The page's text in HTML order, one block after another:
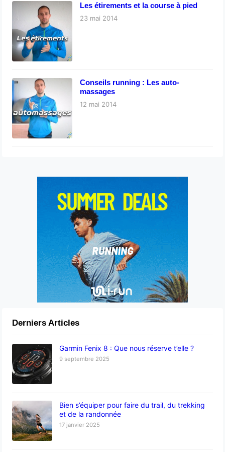
Les étirements et la course à pied
23 mai 2014
Conseils running : Les auto-
massages
12 mai 2014
Derniers Articles
Garmin Fenix 8 : Que nous réserve t’elle ?
9 septembre 2025
Bien s’équiper pour faire du trail, du trekking
et de la randonnée
17 janvier 2025